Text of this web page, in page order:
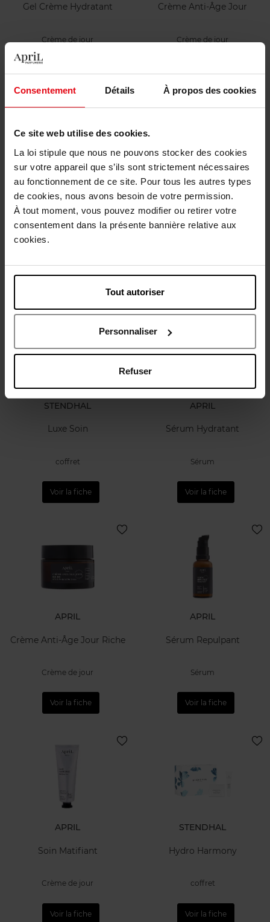
Consentement Détails À propos des cookies
Ce site web utilise des cookies.
La loi stipule que nous ne pouvons stocker des cookies
sur votre appareil que s’ils sont strictement nécessaires
au fonctionnement de ce site. Pour tous les autres types
de cookies, nous avons besoin de votre permission.
À tout moment, vous pouvez modifier ou retirer votre
consentement dans la présente bannière relative aux
cookies.
Tout autoriser
Personnaliser
Refuser
Gel Crème Hydratant
Crème de jour
Crème Anti-Âge Jour
Crème de jour
APRIL
Baume Anti-Âge Nuit
STENDHAL
STENDHAL
Luxe Soin
coffret
Voir la fiche
APRIL
Sérum Hydratant
Sérum
Voir la fiche
APRIL
Crème Anti-Âge Jour Riche
Crème de jour
Voir la fiche
APRIL
Sérum Repulpant
Sérum
Voir la fiche
APRIL
Soin Matifiant
Crème de jour
Voir la fiche
STENDHAL
Hydro Harmony
coffret
Voir la fiche